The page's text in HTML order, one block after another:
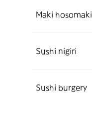
Maki hosomaki
Sushi nigiri
Sushi burgery